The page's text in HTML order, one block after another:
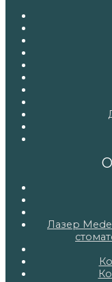
Лазер